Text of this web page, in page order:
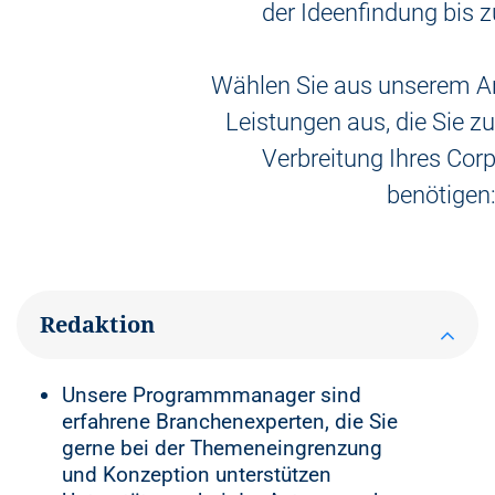
der Ideenfindung bis
Wählen Sie aus unserem
Leistungen aus, die Sie
Verbreitung Ihres
benötigen:
Redaktion
Unsere Programmmanager sind
erfahrene Branchenexperten, die Sie
gerne bei der Themeneingrenzung
und Konzeption unterstützen